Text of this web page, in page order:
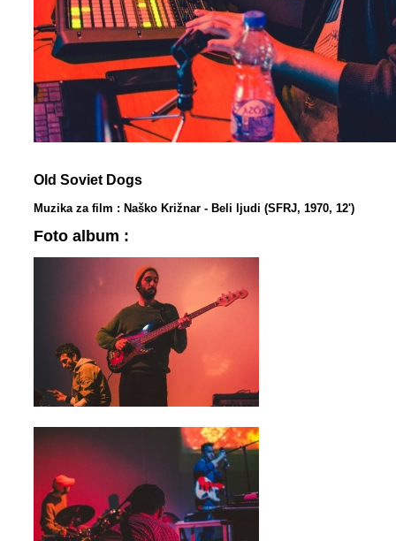
Old Soviet Dogs
Muzika za film : Naško Križnar - Beli ljudi (SFRJ, 1970, 12')
Foto album :